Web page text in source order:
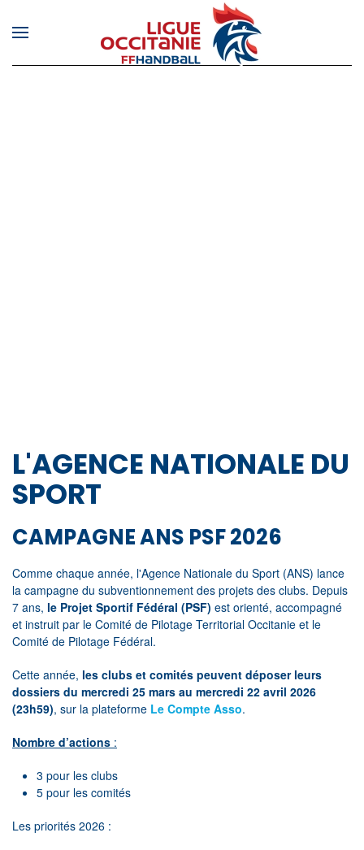
Skip to main content
L'AGENCE NATIONALE DU
SPORT
CAMPAGNE ANS PSF 2026
Comme chaque année, l'Agence Nationale du Sport (ANS) lance
la campagne du subventionnement des projets des clubs. Depuis
7 ans, le Projet Sportif Fédéral (PSF) est orienté, accompagné
et instruit par le Comité de Pilotage Territorial Occitanie et le
Comité de Pilotage Fédéral.
Cette année, les clubs et comités peuvent déposer leurs
dossiers du mercredi 25 mars au mercredi 22 avril 2026
(23h59), sur la plateforme Le Compte Asso.
Nombre d’actions :
3 pour les clubs
5 pour les comités
Les priorités 2026 :